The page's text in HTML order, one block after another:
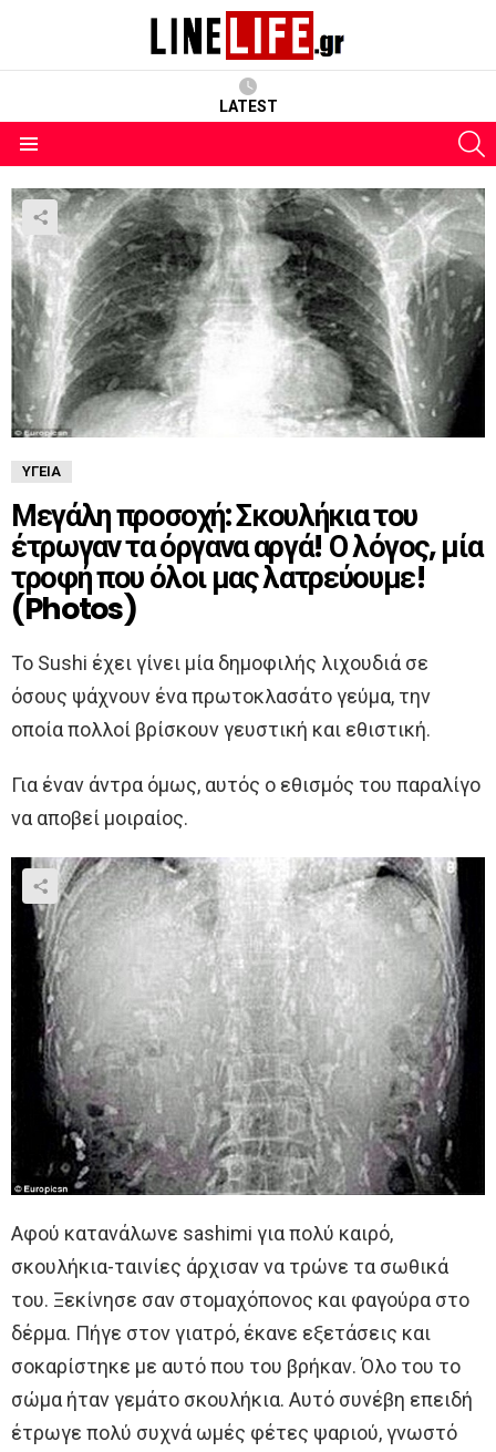
LATEST
ΥΓΕΊΑ
Μεγάλη προσοχή: Σκουλήκια του
έτρωγαν τα όργανα αργά! Ο λόγος, μία
τροφή που όλοι μας λατρεύουμε!
(Photos)
Το Sushi έχει γίνει μία δημοφιλής λιχουδιά σε
όσους ψάχνουν ένα πρωτοκλασάτο γεύμα, την
οποία πολλοί βρίσκουν γευστική και εθιστική.
Για έναν άντρα όμως, αυτός ο εθισμός του παραλίγο
να αποβεί μοιραίος.
Αφού κατανάλωνε sashimi για πολύ καιρό,
σκουλήκια-ταινίες άρχισαν να τρώνε τα σωθικά
του. Ξεκίνησε σαν στομαχόπονος και φαγούρα στο
δέρμα. Πήγε στον γιατρό, έκανε εξετάσεις και
σοκαρίστηκε με αυτό που του βρήκαν. Όλο του το
σώμα ήταν γεμάτο σκουλήκια. Αυτό συνέβη επειδή
έτρωγε πολύ συχνά ωμές φέτες ψαριού, γνωστό